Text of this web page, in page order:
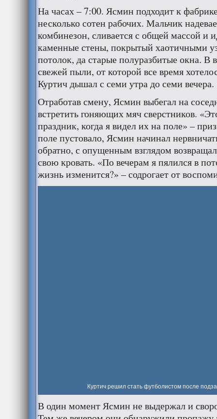
На часах – 7:00. Ясмин подходит к
несколько сотен рабочих. Мальчик
комбинезон, сливается с общей массой и
каменные стены, покрытый хаотичными
потолок, да старые полуразбитые окна. В
свежей пыли, от которой все время
Куртич дышал с семи утра до семи вечера.
Отработав смену, Ясмин выбегал на
встретить гоняющих мяч сверстников.
праздник, когда я видел их на поле» –
поле пустовало, Ясмин начинал
обратно, с опущенным взглядом
свою кровать. «По вечерам я пялился в
жизнь изменится?» – содрогает от
Куртич решил стать футболистом после
В один момент Ясмин не выдержал и